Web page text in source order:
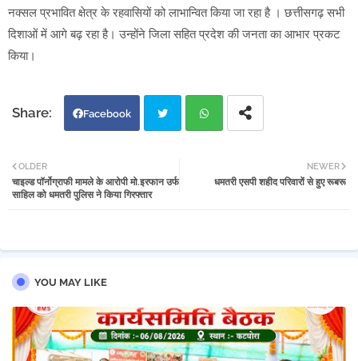
नक्सल प्रभावित क्षेत्र के रहवासियों को लाभान्वित किया जा रहा है । छत्तीसगढ़ सभी
दिशाओं में आगे बढ़ रहा है। उन्होंने जिला सहित प्रदेश की जनता का आभार प्रकट
किया।
Facebook
tter
NEWER
धमतरी एसपी शहीद परिवारों से हुए रूबरू
OLDER
चाइल्ड पॉर्नोग्राफी मामले के आरोपी मो.इरफान उर्फ
साहिल को धमतरी पुलिस ने किया गिरफ्तार
YOU MAY LIKE